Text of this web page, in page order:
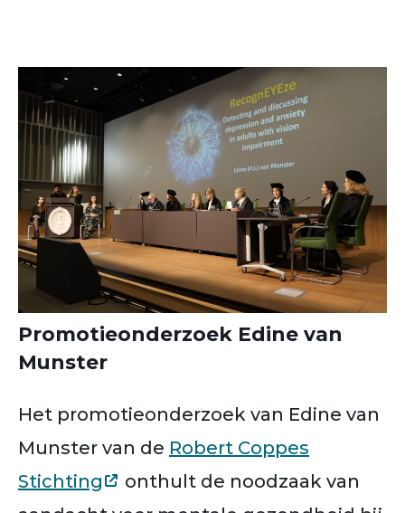
Promotieonderzoek Edine van
Munster
Het promotieonderzoek van Edine van
Munster van de Robert Coppes
Stichting
onthult de noodzaak van